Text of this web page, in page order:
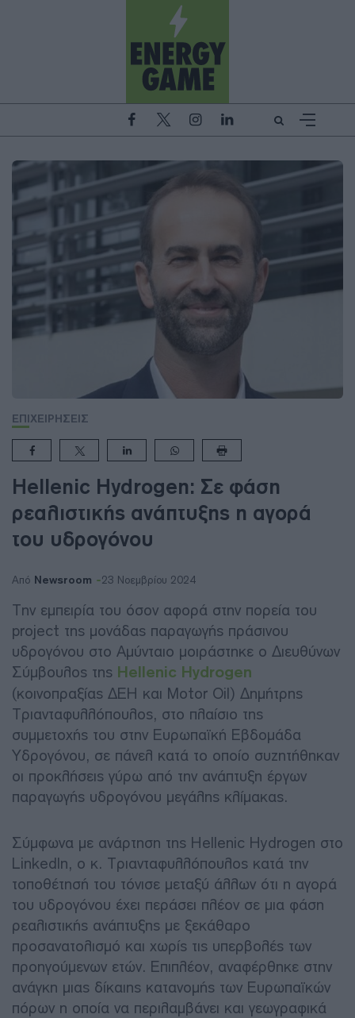
ΕΠΙΧΕΙΡΗΣΕΙΣ
Hellenic Hydrogen: Σε φάση
ρεαλιστικής ανάπτυξης η αγορά
του υδρογόνου
Από Newsroom 23 Νοεμβρίου 2024
Tην εμπειρία του όσον αφορά στην πορεία του
project της μονάδας παραγωγής πράσινου
υδρογόνου στο Αμύνταιο μοιράστηκε ο Διευθύνων
Σύμβουλος της Hellenic Hydrogen
(κοινοπραξίας ΔΕΗ και Motor Oil) Δημήτρης
Τριανταφυλλόπουλος, στο πλαίσιο της
συμμετοχής του στην Ευρωπαϊκή Εβδομάδα
Υδρογόνου, σε πάνελ κατά το οποίο συζητήθηκαν
οι προκλήσεις γύρω από την ανάπτυξη έργων
παραγωγής υδρογόνου μεγάλης κλίμακας.
Σύμφωνα με ανάρτηση της Hellenic Hydrogen στο
LinkedIn, ο κ. Τριανταφυλλόπουλος κατά την
τοποθέτησή του τόνισε μεταξύ άλλων ότι η αγορά
του υδρογόνου έχει περάσει πλέον σε μια φάση
ρεαλιστικής ανάπτυξης με ξεκάθαρο
προσανατολισμό και χωρίς τις υπερβολές των
προηγούμενων ετών. Επιπλέον, αναφέρθηκε στην
ανάγκη μιας δίκαιης κατανομής των Ευρωπαϊκών
πόρων η οποία να περιλαμβάνει και γεωγραφικά